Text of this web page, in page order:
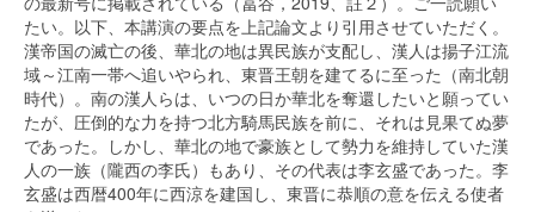
たい。以下、本講演の要点を上記論文より引用させていただく。
漢帝国の滅亡の後、華北の地は異民族が支配し、漢人は揚子江流
域～江南一帯へ追いやられ、東晋王朝を建てるに至った（南北朝
時代）。南の漢人らは、いつの日か華北を奪還したいと願ってい
たが、圧倒的な力を持つ北方騎馬民族を前に、それは見果てぬ夢
であった。しかし、華北の地で豪族として勢力を維持していた漢
人の一族（隴西の李氏）もあり、その代表は李玄盛であった。李
玄盛は西暦400年に西涼を建国し、東晋に恭順の意を伝える使者